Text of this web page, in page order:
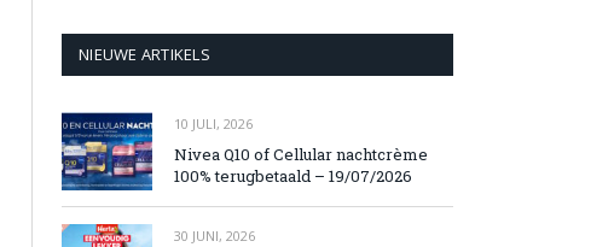
NIEUWE ARTIKELS
10 JULI, 2026
Nivea Q10 of Cellular nachtcrème
100% terugbetaald – 19/07/2026
30 JUNI, 2026